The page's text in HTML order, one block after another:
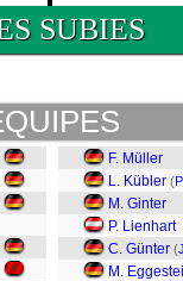
SUBIES
F. Müller
L. Kübler (
M. Ginter
P. Lienhart
C. Günter (
M.